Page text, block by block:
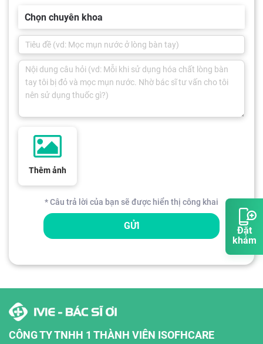
Đặt
khám
Chọn chuyên khoa
Thêm ảnh
* Câu trả lời của bạn sẽ được hiển thị công khai
GỬI
CÔNG TY TNHH 1 THÀNH VIÊN ISOFHCARE